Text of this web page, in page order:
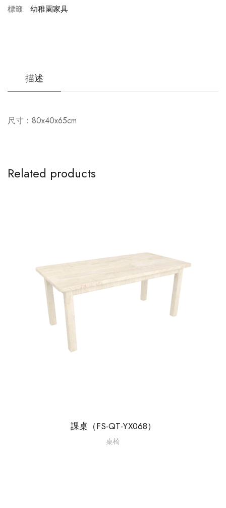
標籤: 幼稚園家具
描述
尺寸：80x40x65cm
Related products
課桌（FS-QT-YX068）
桌椅